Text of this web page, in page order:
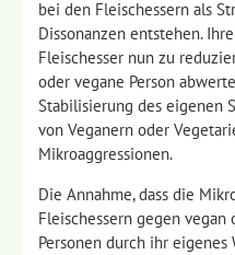
bei den Fleischessern als
Dissonanzen entstehen.
Fleischesser nun zu
oder vegane Person
Stabilisierung des eigenen
von Veganern oder
Mikroaggressionen.
Die Annahme, dass die
Fleischessern gegen
Personen durch ihr